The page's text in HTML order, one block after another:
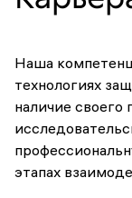
Наша
технологиях
наличие
этапах